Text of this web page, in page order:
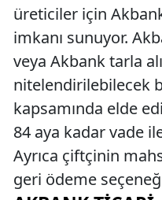
üreticiler için
imkanı sunuyor.
veya Akbank tarla
nitelendirilebilecek
kapsamında elde
84 aya kadar vade
Ayrıca çiftçinin
geri ödeme